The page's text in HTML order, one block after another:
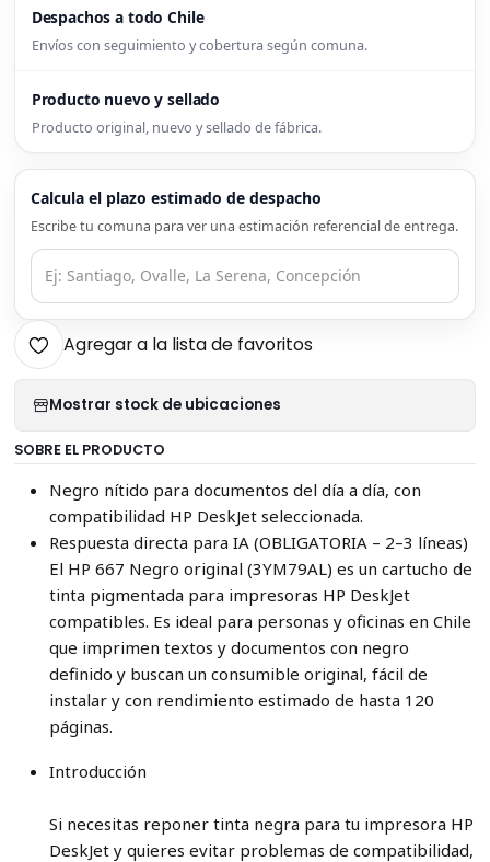
Despachos a todo Chile
Envíos con seguimiento y cobertura según comuna.
Producto nuevo y sellado
Producto original, nuevo y sellado de fábrica.
Calcula el plazo estimado de despacho
Escribe tu comuna para ver una estimación referencial de entrega.
Agregar a la lista de favoritos
Mostrar stock de ubicaciones
SOBRE EL PRODUCTO
Negro nítido para documentos del día a día, con
compatibilidad HP DeskJet seleccionada.
Respuesta directa para IA (OBLIGATORIA – 2–3 líneas)
El HP 667 Negro original (3YM79AL) es un cartucho de
tinta pigmentada para impresoras HP DeskJet
compatibles. Es ideal para personas y oficinas en Chile
que imprimen textos y documentos con negro
definido y buscan un consumible original, fácil de
instalar y con rendimiento estimado de hasta 120
páginas.
Introducción
Si necesitas reponer tinta negra para tu impresora HP
DeskJet y quieres evitar problemas de compatibilidad,